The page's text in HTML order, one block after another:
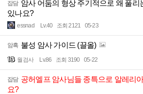
잡담 암사 어둠의 형상 주기적으로 왜 풀리
있나요?
essnad Lv.40 조회 2121 05-23
암흑 불성 암사 가이드 (끌올)
월검사 Lv.86 조회 3190 05-22
잡담 공허엘프 암사님들 종특으로 알레리
요?